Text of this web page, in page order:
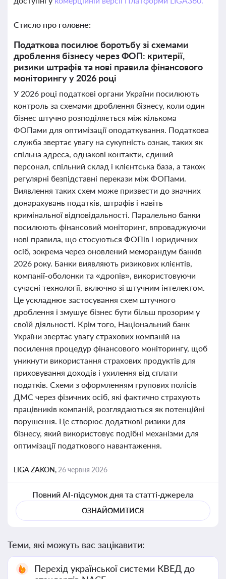
Стисло про головне:
Податкова посилює боротьбу зі схемами
дроблення бізнесу через ФОП: критерії,
ризики штрафів та нові правила фінансового
моніторингу у 2026 році
У 2026 році податкові органи України посилюють
контроль за схемами дроблення бізнесу, коли один
бізнес штучно розподіляється між кількома
ФОПами для оптимізації оподаткування. Податкова
служба звертає увагу на сукупність ознак, таких як
спільна адреса, однакові контакти, єдиний
персонал, спільний склад і клієнтська база, а також
регулярні безпідставні перекази між ФОПами.
Виявлення таких схем може призвести до значних
донарахувань податків, штрафів і навіть
кримінальної відповідальності. Паралельно банки
посилюють фінансовий моніторинг, впроваджуючи
нові правила, що стосуються ФОПів і юридичних
осіб, зокрема через оновлений меморандум банків
2026 року. Банки виявляють ризикових клієнтів,
компанії-оболонки та «дропів», використовуючи
сучасні технології, включно зі штучним інтелектом.
Це ускладнює застосування схем штучного
дроблення і змушує бізнес бути більш прозорим у
своїй діяльності. Крім того, Національний банк
України звертає увагу страхових компаній на
посилення процедур фінансового моніторингу, щоб
уникнути використання страхових продуктів для
приховування доходів і ухилення від сплати
податків. Схеми з оформленням групових полісів
ДМС через фізичних осіб, які фактично страхують
працівників компаній, розглядаються як потенційні
порушення. Це створює додаткові ризики для
бізнесу, який використовує подібні механізми для
оптимізації податкового навантаження.
LIGA ZAKON, 26 червня 2026
Повний AI-підсумок дня та статті-джерела
ОЗНАЙОМИТИСЯ
Теми, які можуть вас зацікавити:
Перехід української системи КВЕД до